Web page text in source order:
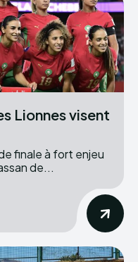
Lionnes visent
finale à fort enjeu
de...